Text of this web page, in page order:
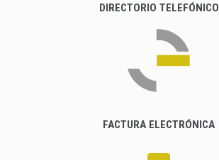
DIRECTORIO TELEFÓNICO
FACTURA ELECTRÓNICA